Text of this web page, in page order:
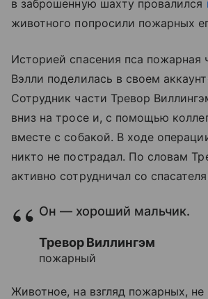
в заброшенную шахту провалился
животного попросили пожарных
Историей спасения пса пожарная
Вэлли поделилась в своем
Сотрудник части Тревор
вниз на тросе и, с помощью
вместе с собакой. В ходе
никто не пострадал. По словам
активно сотрудничал со
Он — хороший мальчик.
Тревор Виллингэм
пожарный
Животное, на взгляд пожарных, не